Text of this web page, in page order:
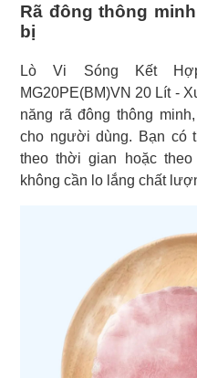
Rã đông thông
bị
Lò Vi Sóng Kết
MG20PE(BM)VN 20 Lít -
năng rã đông thông
cho người dùng. Bạn có
theo thời gian hoặc
không cần lo lắng chất